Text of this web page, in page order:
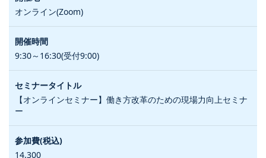
オンライン(Zoom)
9:30～16:30(受付9:00)
【オンラインセミナー】働き方改革のための現場力向上セミナ
ー
14,300